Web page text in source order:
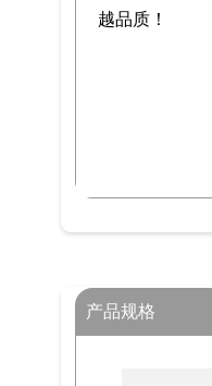
越品质！
产品规格